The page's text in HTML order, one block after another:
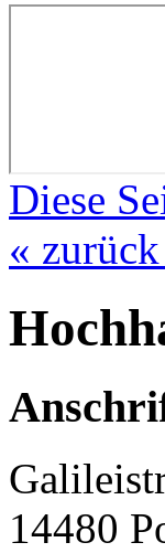
Diese
«
14480